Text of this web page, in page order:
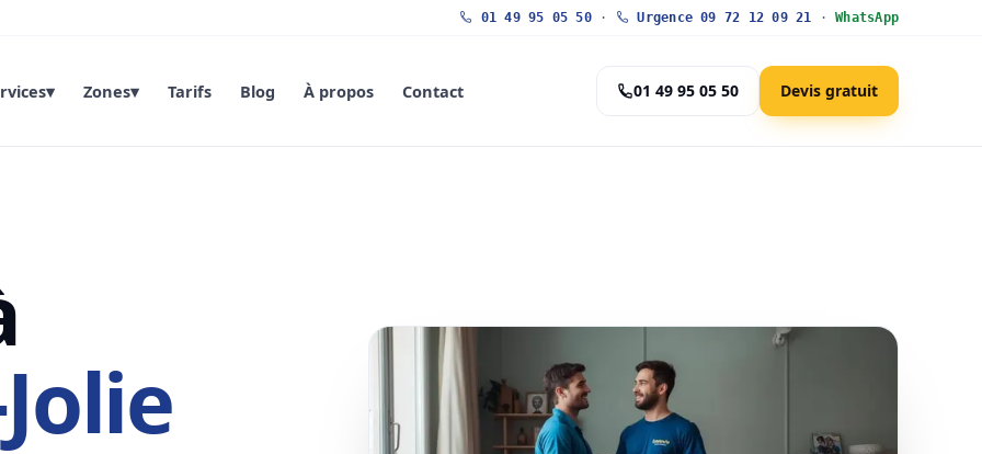
01 49 95 05 50· Urgence 09 72 12 09 21 ·WhatsApp
▾ Zones▾ Tarifs Blog À propos Contact 01 49 95 05 50 Devis gratuit